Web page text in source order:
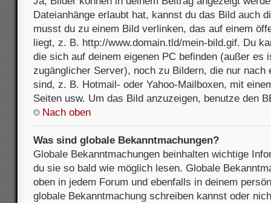
Dateianhänge erlaubt hat, kannst du das Bild auch
musst du zu einem Bild verlinken, das auf einem
liegt, z. B. http://www.domain.tld/mein-bild.gif. Du
die sich auf deinem eigenen PC befinden (außer es
zugänglicher Server), noch zu Bildern, die nur nach
sind, z. B. Hotmail- oder Yahoo-Mailboxen, mit
Seiten usw. Um das Bild anzuzeigen, benutze den
Nach oben
Was sind globale Bekanntmachungen?
Globale Bekanntmachungen beinhalten wichtige
du sie so bald wie möglich lesen. Globale
oben in jedem Forum und ebenfalls in deinem
globale Bekanntmachung schreiben kannst oder